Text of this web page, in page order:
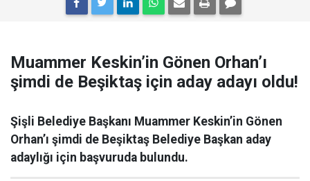
Muammer Keskin’in Gönen Orhan’ı
şimdi de Beşiktaş için aday adayı oldu!
Şişli Belediye Başkanı Muammer Keskin’in Gönen
Orhan’ı şimdi de Beşiktaş Belediye Başkan aday
adaylığı için başvuruda bulundu.